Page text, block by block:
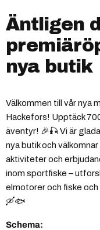
Äntligen
nya butik
Välkommen till vår nya
Hackefors! Upptäck
äventyr! 🎉🎣 Vi är
nya butik och
aktiviteter och
inom sportfiske –
elmotorer och fiske och
🛶🐟
Schema: